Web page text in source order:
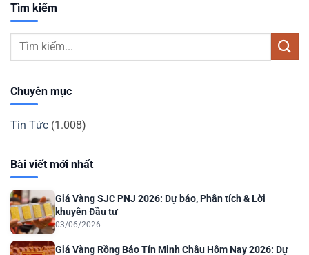
Tìm kiếm
Chuyên mục
Tin Tức (1.008)
Bài viết mới nhất
Giá Vàng SJC PNJ 2026: Dự báo, Phân tích & Lời
khuyên Đầu tư
03/06/2026
Giá Vàng Rồng Bảo Tín Minh Châu Hôm Nay 2026: Dự